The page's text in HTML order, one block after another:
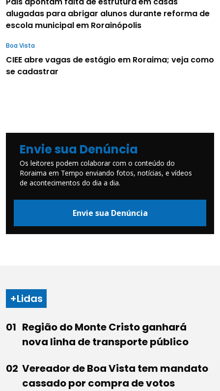
alugadas para abrigar alunos durante reforma de
escola municipal em Rorainópolis
Boa Vista
CIEE abre vagas de estágio em Roraima; veja como
se cadastrar
Envie sua Denúncia
Os leitores podem colaborar com o conteúdo do
Roraima em Tempo enviando fotos, notícias, e vídeos
de acontecimentos do dia a dia.
Envie sua Denúncia
+Lidas
Região do Monte Cristo ganhará
nova linha de transporte público
Vereador de Boa Vista tem mandato
cassado por compra de votos